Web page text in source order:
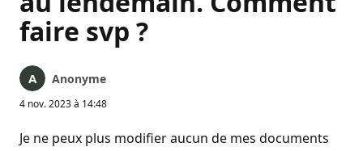
faire svp ?
Anonyme
4 nov. 2023 à 14:48
Je ne peux plus modifier aucun de mes documents